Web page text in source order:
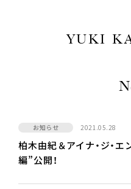
YUKI
お知らせ 2021.05.28
柏木由紀＆アイナ・ジ・
編”公開！